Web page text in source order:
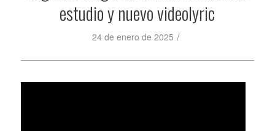
estudio y nuevo videolyric
24 de enero de 2025 /